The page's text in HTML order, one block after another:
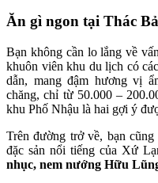
Ăn gì ngon tại Thác
Bạn không cần lo lắng về
khuôn viên khu du lịch có
dẫn, mang đậm hương vị
chăng, chỉ từ 50.000 –
khu Phố Nhậu là hai gợi ý
Trên đường trở về, bạn
đặc sản nổi tiếng của Xứ
nhục, nem nướng Hữu